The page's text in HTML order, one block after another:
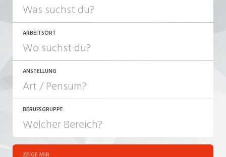
ARBEITSORT
ANSTELLUNG
JOB-TYP
Festanstellung
BERUFSGRUPPE
ZEIGE MIR